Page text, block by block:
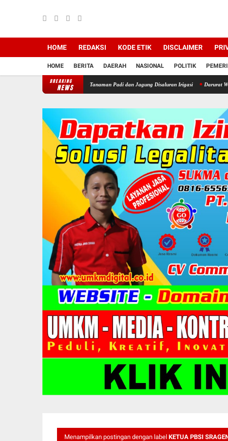
HOME REDAKSI KODE ETIK DISCLAIMER
HOME BERITA DAERAH NASIONAL POLITIK
BREAKING
NEWS
Petani Rela Babat Tanaman Padi dan Jagung Disaluran Irigasi Darurat WKO! Invasi
Menampilkan postingan dengan label KETUA PBSI